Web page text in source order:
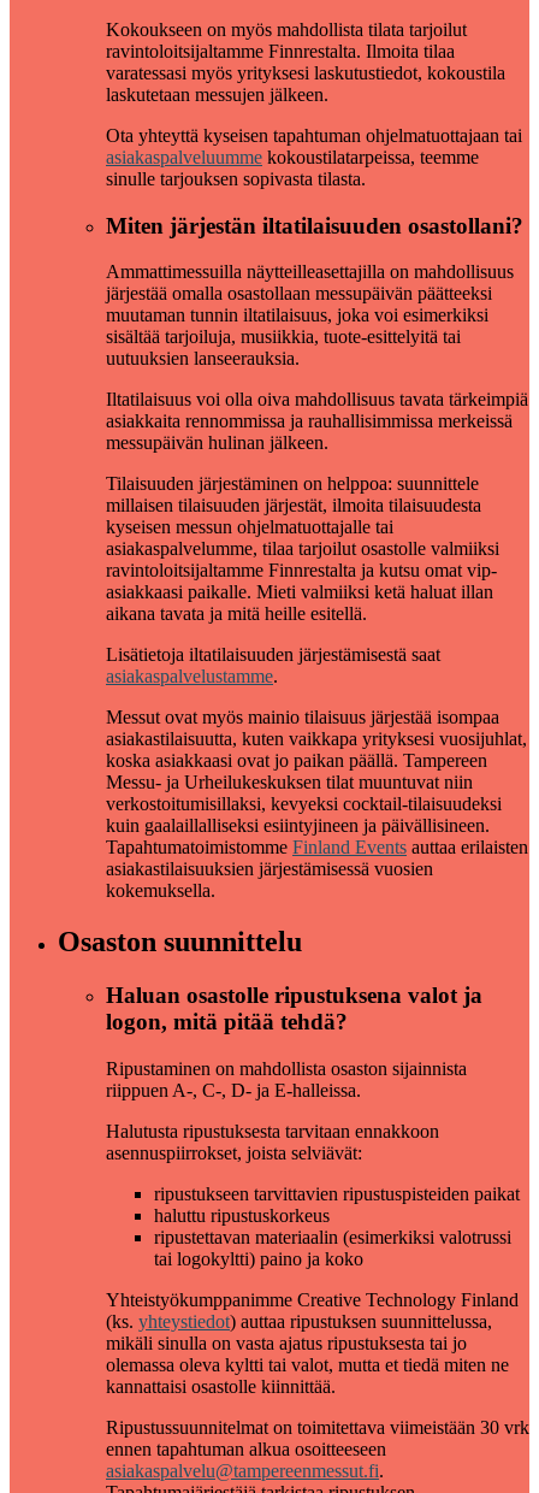
Kokoukseen on myös mahdollista tilata tarjoilut
ravintoloitsijaltamme Finnrestalta. Ilmoita tilaa
varatessasi myös yrityksesi laskutustiedot, kokoustila
laskutetaan messujen jälkeen.
Ota yhteyttä kyseisen tapahtuman ohjelmatuottajaan tai
asiakaspalveluumme kokoustilatarpeissa, teemme
sinulle tarjouksen sopivasta tilasta.
Miten järjestän iltatilaisuuden osastollani?
Ammattimessuilla näytteilleasettajilla on mahdollisuus
järjestää omalla osastollaan messupäivän päätteeksi
muutaman tunnin iltatilaisuus, joka voi esimerkiksi
sisältää tarjoiluja, musiikkia, tuote-esittelyitä tai
uutuuksien lanseerauksia.
Iltatilaisuus voi olla oiva mahdollisuus tavata tärkeimpiä
asiakkaita rennommissa ja rauhallisimmissa merkeissä
messupäivän hulinan jälkeen.
Tilaisuuden järjestäminen on helppoa: suunnittele
millaisen tilaisuuden järjestät, ilmoita tilaisuudesta
kyseisen messun ohjelmatuottajalle tai
asiakaspalvelumme, tilaa tarjoilut osastolle valmiiksi
ravintoloitsijaltamme Finnrestalta ja kutsu omat vip-
asiakkaasi paikalle. Mieti valmiiksi ketä haluat illan
aikana tavata ja mitä heille esitellä.
Lisätietoja iltatilaisuuden järjestämisestä saat
asiakaspalvelustamme.
Messut ovat myös mainio tilaisuus järjestää isompaa
asiakastilaisuutta, kuten vaikkapa yrityksesi vuosijuhlat,
koska asiakkaasi ovat jo paikan päällä. Tampereen
Messu- ja Urheilukeskuksen tilat muuntuvat niin
verkostoitumisillaksi, kevyeksi cocktail-tilaisuudeksi
kuin gaalaillalliseksi esiintyjineen ja päivällisineen.
Tapahtumatoimistomme Finland Events auttaa erilaisten
asiakastilaisuuksien järjestämisessä vuosien
kokemuksella.
Osaston suunnittelu
Haluan osastolle ripustuksena valot ja
logon, mitä pitää tehdä?
Ripustaminen on mahdollista osaston sijainnista
riippuen A-, C-, D- ja E-halleissa.
Halutusta ripustuksesta tarvitaan ennakkoon
asennuspiirrokset, joista selviävät:
ripustukseen tarvittavien ripustuspisteiden paikat
haluttu ripustuskorkeus
ripustettavan materiaalin (esimerkiksi valotrussi
tai logokyltti) paino ja koko
Yhteistyökumppanimme Creative Technology Finland
(ks. yhteystiedot) auttaa ripustuksen suunnittelussa,
mikäli sinulla on vasta ajatus ripustuksesta tai jo
olemassa oleva kyltti tai valot, mutta et tiedä miten ne
kannattaisi osastolle kiinnittää.
Ripustussuunnitelmat on toimitettava viimeistään 30 vrk
ennen tapahtuman alkua osoitteeseen
asiakaspalvelu@tampereenmessut.fi.